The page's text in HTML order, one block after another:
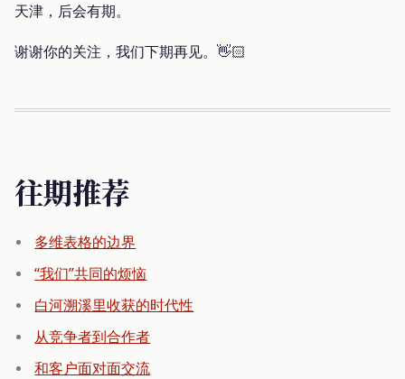
天津，后会有期。
谢谢你的关注，我们下期再见。👋🏻
往期推荐
多维表格的边界
“我们”共同的烦恼
白河溯溪里收获的时代性
从竞争者到合作者
和客户面对面交流